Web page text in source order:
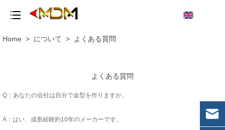
Home > について > よくある質問
よくある質問
Q：あなたの会社は自分で金型を作りますか。
A：はい、成形経験約10年のメーカーです。